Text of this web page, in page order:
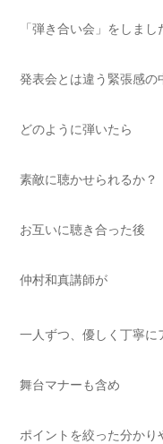
「弾き合い会」をしまし
発表会とは違う緊張感の
どのように弾いたら
素敵に聴かせられるか？
お互いに聴き合った後
仲村和真講師が
一人ずつ、優しく丁寧に
舞台マナーも含め
ポイントを絞った分かり